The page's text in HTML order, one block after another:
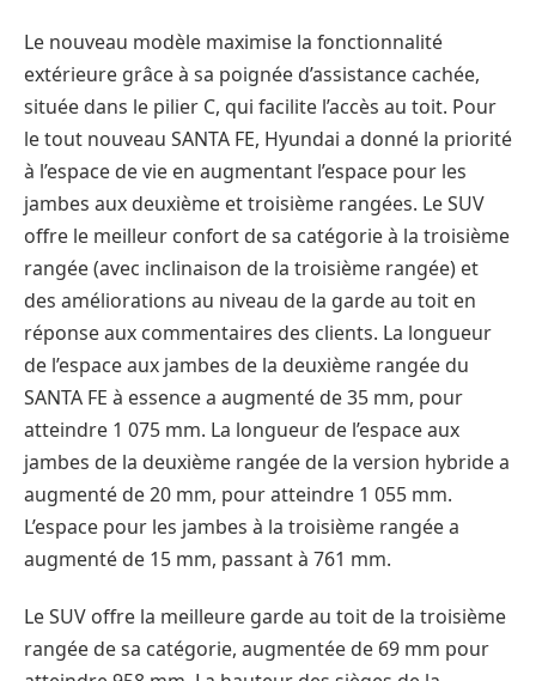
Le nouveau modèle maximise la fonctionnalité
extérieure grâce à sa poignée d’assistance cachée,
située dans le pilier C, qui facilite l’accès au toit. Pour
le tout nouveau SANTA FE, Hyundai a donné la priorité
à l’espace de vie en augmentant l’espace pour les
jambes aux deuxième et troisième rangées. Le SUV
offre le meilleur confort de sa catégorie à la troisième
rangée (avec inclinaison de la troisième rangée) et
des améliorations au niveau de la garde au toit en
réponse aux commentaires des clients. La longueur
de l’espace aux jambes de la deuxième rangée du
SANTA FE à essence a augmenté de 35 mm, pour
atteindre 1 075 mm. La longueur de l’espace aux
jambes de la deuxième rangée de la version hybride a
augmenté de 20 mm, pour atteindre 1 055 mm.
L’espace pour les jambes à la troisième rangée a
augmenté de 15 mm, passant à 761 mm.
Le SUV offre la meilleure garde au toit de la troisième
rangée de sa catégorie, augmentée de 69 mm pour